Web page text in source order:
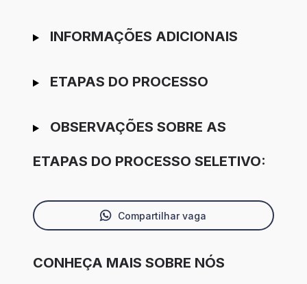
INFORMAÇÕES ADICIONAIS
ETAPAS DO PROCESSO
OBSERVAÇÕES SOBRE AS
ETAPAS DO PROCESSO SELETIVO:
Compartilhar vaga
CONHEÇA MAIS SOBRE NÓS